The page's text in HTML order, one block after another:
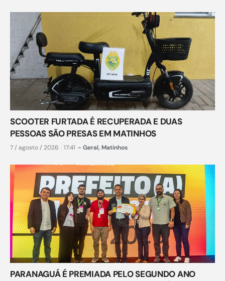
SCOOTER FURTADA É RECUPERADA E DUAS
PESSOAS SÃO PRESAS EM MATINHOS
7 / agosto / 2026 17:41 - Geral, Matinhos
PARANAGUÁ É PREMIADA PELO SEGUNDO ANO